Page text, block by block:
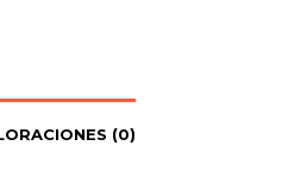
(0)